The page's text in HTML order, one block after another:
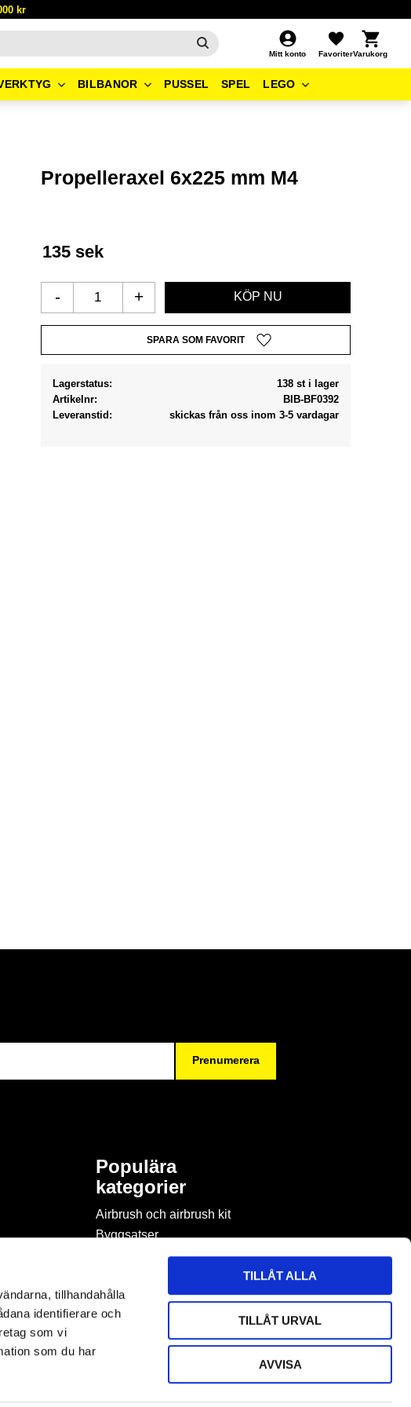
tillhandahålla
identifierare och
som vi
som du har
TILLÅT ALLA
TILLÅT URVAL
AVVISA
kr
Mitt konto
Favoriter
Kundvagn
BILBANOR PUSSEL SPEL LEGO
Propelleraxel 6x225 mm M4
135 sek
+
-
Lägg till i favoriter
Lagerstatus
138 st i lager
Artikelnr
BIB-BF0392
Leveranstid
skickas från oss inom 3-5 vardagar
Prenumerera
Populära
kategorier
Airbrush och airbrush kit
Byggsatser
Böcker & tidningar om
Byggmaterial
Figurspel